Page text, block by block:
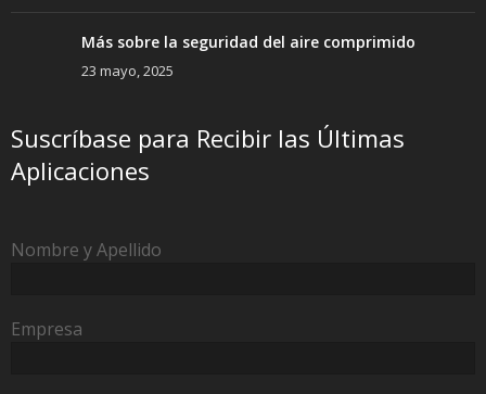
Más sobre la seguridad del aire comprimido
23 mayo, 2025
Suscríbase para Recibir las Últimas
Aplicaciones
Nombre y Apellido
Empresa